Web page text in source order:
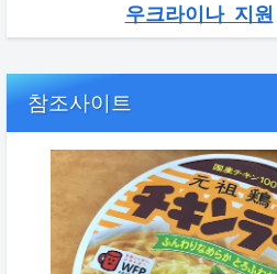
우크라이나 지원
참조사이트